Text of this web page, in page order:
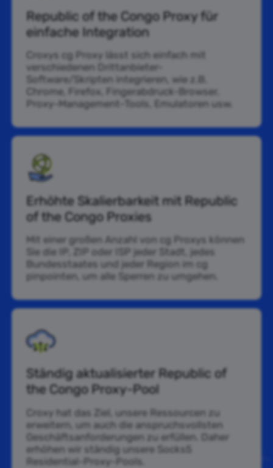
Republic of the Congo Proxy für
einfache Integration
Croxys cg Proxy lässt sich einfach mit
verschiedenen Drittanbieter-
Software/Skripten integrieren, wie z.B.
Chrome, Firefox, Fingerabdruck-Browser,
Proxy-Management-Tools, Emulatoren usw.
Erhöhte Skalierbarkeit mit Republic
of the Congo Proxies
Mit einer großen Anzahl von cg Proxys können
Sie die IP, ZIP oder ISP jeder Stadt, jedes
Bundesstaates und jeder Region im cg
pinpointen, um alle Sperren zu umgehen.
Ständig aktualisierter Republic of
the Congo Proxy-Pool
Croxy hat das Ziel, unsere Ressourcen zu
erweitern, um auch die anspruchsvollsten
Geschäftsanforderungen zu erfüllen. Daher
erhöhen wir ständig unsere Socks5
Residential-Proxy-Pools.